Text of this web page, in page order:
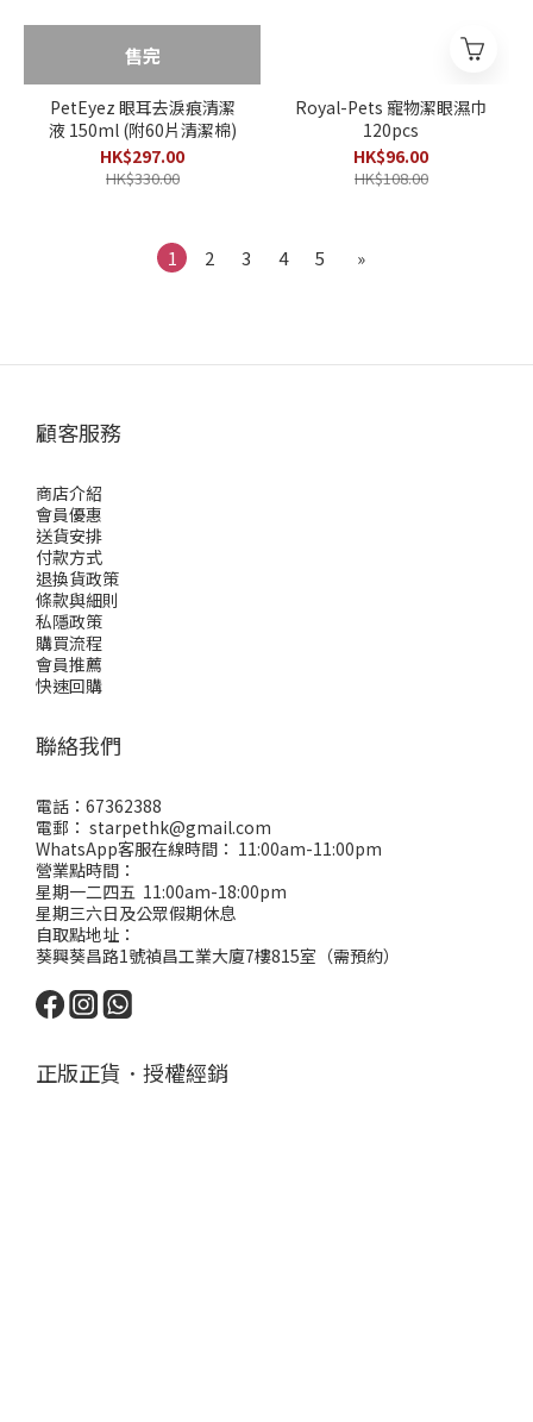
售完
PetEyez 眼耳去淚痕清潔
液 150ml (附60片清潔棉)
HK$297.00
HK$330.00
Royal-Pets 寵物潔眼濕巾
120pcs
HK$96.00
HK$108.00
1 2 3 4 5 »
顧客服務
商店介紹
會員優惠
送貨安排
付款方式
退換貨政策
條款與細則
私隱政策
購買流程
會員推薦
快速回購
聯絡我們
電話：67362388
電郵： starpethk@gmail.com
WhatsApp客服在線時間： 11:00am-11:00pm
營業點時間：
星期一二四五 11:00am-18:00pm
星期三六日及公眾假期休息
自取點地址：
葵興葵昌路1號禎昌工業大廈7樓815室（需預約）
正版正貨．授權經銷